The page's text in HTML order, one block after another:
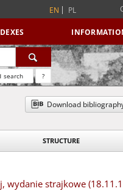
EN PL
search ?
Download
STRUCTURE
wydanie strajkowe